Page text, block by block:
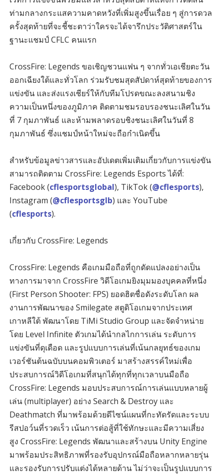
ท่ามกลางกระแสความคาดหวังที่เพิ่มสูงขึ้นเรื่อย ๆ สู่การดวล
ครั้งสุดท้ายที่จะชี้ชะตาว่าใครจะได้จารึกประวัติศาสตร์ใน
ฐานะแชมป์ CFLC คนแรก
CrossFire: Legends ขอเชิญชวนแฟน ๆ จากทั่วเอเชียตะวัน
ออกเฉียงใต้และทั่วโลก ร่วมรับชมสุดสัปดาห์สุดท้ายของการ
แข่งขัน และส่งแรงเชียร์ให้กับทีมโปรดขณะลงสนามชิง
ความเป็นหนึ่งของภูมิภาค ติดตามชมรอบรองชนะเลิศในวัน
ที่ 7 กุมภาพันธ์ และห้ามพลาดรอบชิงชนะเลิศในวันที่ 8
กุมภาพันธ์ ซึ่งแชมป์หน้าใหม่จะถือกำเนิดขึ้น
สำหรับข้อมูลข่าวสารและอัปเดตเพิ่มเติมเกี่ยวกับการแข่งขัน
สามารถติดตาม CrossFire: Legends Esports ได้ที่:
Facebook (cflesportsglobal), TikTok (@cflesports),
Instagram (@cflesportsglb) และ YouTube
(cflesports).
เกี่ยวกับ CrossFire: Legends
CrossFire: Legends คือเกมมือถือที่ถูกดัดแปลงอย่างเป็น
ทางการมาจาก CrossFire วิดีโอเกมยิงมุมมองบุคคลที่หนึ่ง
(First Person Shooter: FPS) ยอดฮิตชื่อดังระดับโลก ผล
งานการพัฒนาของ Smilegate สตูดิโอเกมจากประเทศ
เกาหลีใต้ พัฒนาโดย TiMi Studio Group และจัดจำหน่าย
โดย Level Infinite ตัวเกมได้นำกลไกการเล่น ระดับการ
แข่งขันที่ดุเดือด และรูปแบบการเล่นที่เน้นกลยุทธ์ของเกม
เวอร์ชันต้นฉบับบนคอมพิวเตอร์ มาสร้างสรรค์ใหม่เพื่อ
ประสบการณ์วิดีโอเกมที่สนุกได้ทุกที่ทุกเวลาบนมือถือ
CrossFire: Legends มอบประสบการณ์การเล่นแบบหลายผู้
เล่น (multiplayer) อย่าง Search & Destroy และ
Deathmatch ที่มาพร้อมด้วยดีไซน์แผนที่กะทัดรัดและระบบ
รีสปอว์นที่รวดเร็ว เน้นการต่อสู้ที่ใช้ทักษะและมีความเสี่ยง
สูง CrossFire: Legends พัฒนาและสร้างบน Unity Engine
มาพร้อมประสิทธิภาพที่รองรับอุปกรณ์มือถือหลากหลายรุ่น
และรองรับการปรับแต่งได้หลายด้าน ไม่ว่าจะเป็นรูปแบบการ